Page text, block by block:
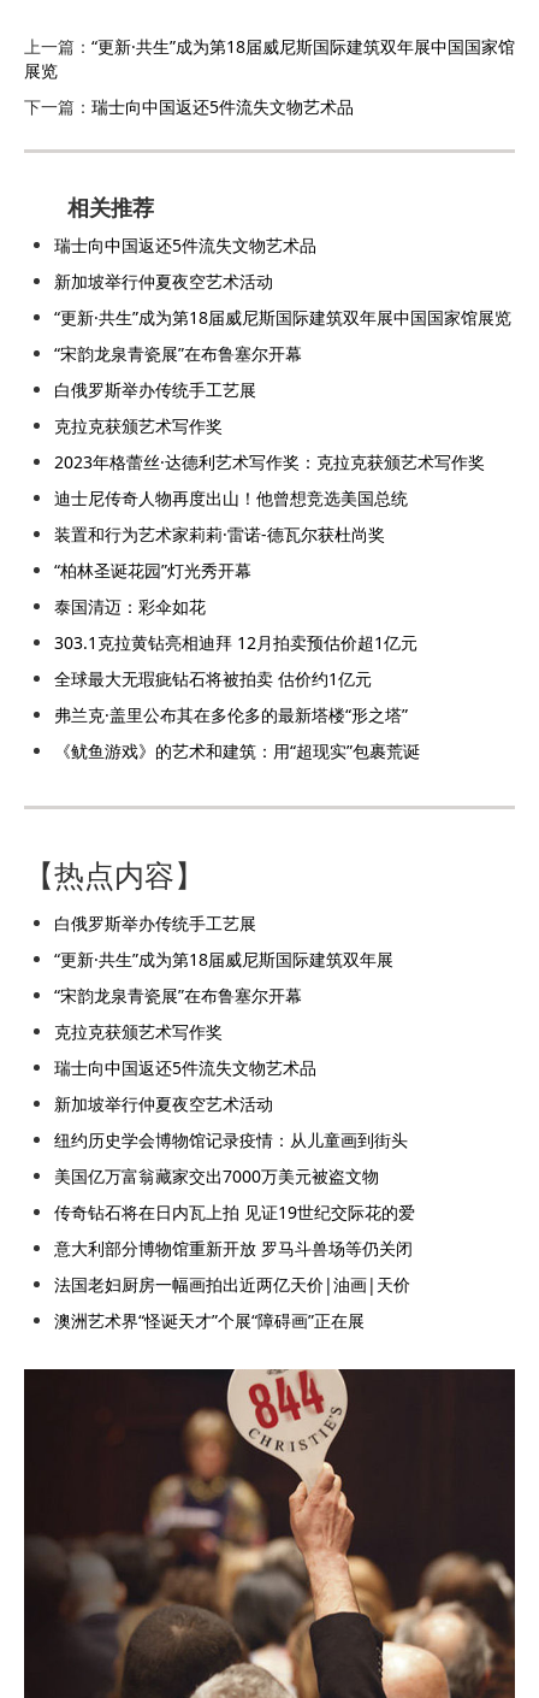
上一篇： “更新·共生”成为第18届威尼斯国际建筑双年展中国国家馆
展览
下一篇： 瑞士向中国返还5件流失文物艺术品
相关推荐
瑞士向中国返还5件流失文物艺术品
新加坡举行仲夏夜空艺术活动
“更新·共生”成为第18届威尼斯国际建筑双年展中国国家馆展览
“宋韵龙泉青瓷展”在布鲁塞尔开幕
白俄罗斯举办传统手工艺展
克拉克获颁艺术写作奖
2023年格蕾丝·达德利艺术写作奖：克拉克获颁艺术写作奖
迪士尼传奇人物再度出山！他曾想竞选美国总统
装置和行为艺术家莉莉·雷诺-德瓦尔获杜尚奖
“柏林圣诞花园”灯光秀开幕
泰国清迈：彩伞如花
303.1克拉黄钻亮相迪拜 12月拍卖预估价超1亿元
全球最大无瑕疵钻石将被拍卖 估价约1亿元
弗兰克·盖里公布其在多伦多的最新塔楼“形之塔”
《鱿鱼游戏》的艺术和建筑：用“超现实”包裹荒诞
【热点内容】
白俄罗斯举办传统手工艺展
“更新·共生”成为第18届威尼斯国际建筑双年展
“宋韵龙泉青瓷展”在布鲁塞尔开幕
克拉克获颁艺术写作奖
瑞士向中国返还5件流失文物艺术品
新加坡举行仲夏夜空艺术活动
纽约历史学会博物馆记录疫情：从儿童画到街头
美国亿万富翁藏家交出7000万美元被盗文物
传奇钻石将在日内瓦上拍 见证19世纪交际花的爱
意大利部分博物馆重新开放 罗马斗兽场等仍关闭
法国老妇厨房一幅画拍出近两亿天价|油画|天价
澳洲艺术界“怪诞天才”个展“障碍画”正在展